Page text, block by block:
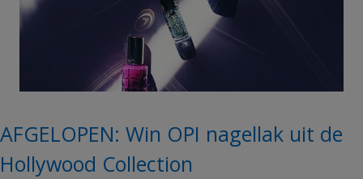
AFGELOPEN: Win OPI nagellak uit de
Hollywood Collection